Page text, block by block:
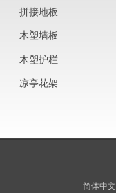
简体中文
拼接地板
木塑墙板
木塑护栏
凉亭花架